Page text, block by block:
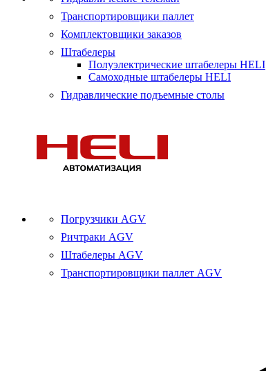
Транспортировщики паллет
Комплектовщики заказов
Штабелеры
Полуэлектрические штабелеры HELI
Самоходные штабелеры HELI
Гидравлические подъемные столы
Погрузчики AGV
Ричтраки AGV
Штабелеры AGV
Транспортировщики паллет AGV